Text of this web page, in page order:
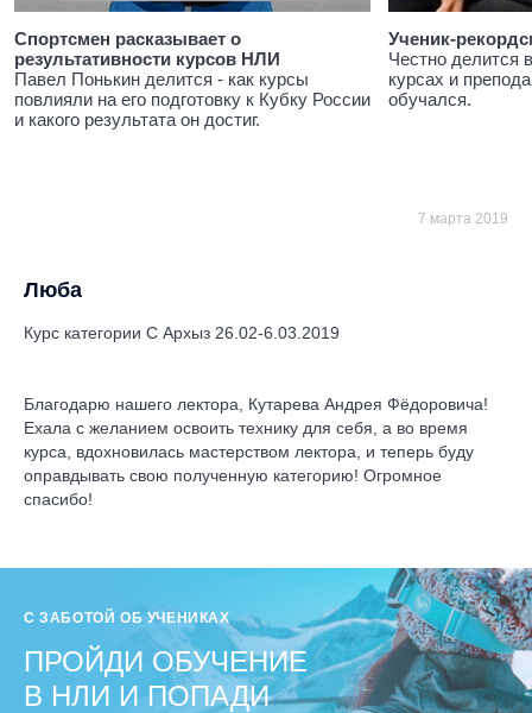
Спортсмен расказывает о
результативности курсов НЛИ
Павел Понькин делится - как курсы
повлияли на его подготовку к Кубку России
и какого результата он достиг.
Ученик-
Честно делится
курсах и
обучался.
7 марта 2019
Люба
Курс категории С Архыз 26.02-6.03.2019
Благодарю нашего лектора, Кутарева Андрея Фёдоровича!
Ехала с желанием освоить технику для себя, а во время
курса, вдохновилась мастерством лектора, и теперь буду
оправдывать свою полученную категорию! Огромное
спасибо!
С ЗАБОТОЙ ОБ УЧЕНИКАХ
ПРОЙДИ ОБУЧЕНИЕ
В НЛИ И ПОПАДИ